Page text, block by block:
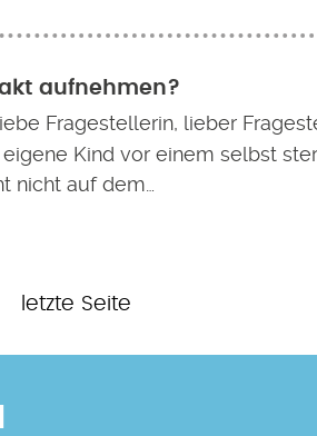
aufnehmen?
Fragestellerin, lieber
Kind vor einem selbst
nicht auf dem…
Letzte
letzte Seite